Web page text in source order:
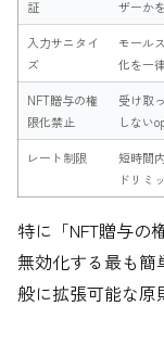
証
ザーか
入力サニタイ
ズ
モール
化を一
NFT贈与の権
限化禁止
受け取
しない
レート制限
短時間
ドリミ
特に「NFT贈与の
無効化する最も簡
般に拡張可能な原